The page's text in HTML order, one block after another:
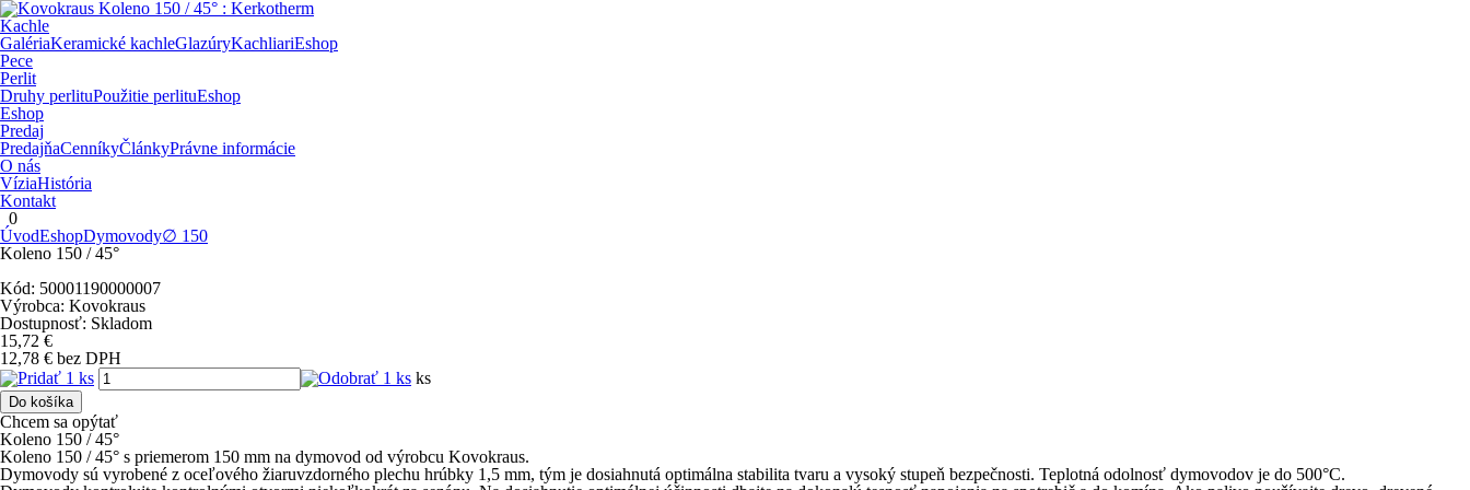
Kachle
GalériaKeramické kachleGlazúryKachliariEshop
Pece
Perlit
Druhy perlituPoužitie perlituEshop
Eshop
Predaj
PredajňaCenníkyČlánkyPrávne informácie
O nás
VíziaHistória
Kontakt
0
ÚvodEshopDymovody∅ 150
Koleno 150 / 45°
Kód: 50001190000007
Výrobca: Kovokraus
Dostupnosť: Skladom
15,72 €
12,78 € bez DPH
ks
Do košíka
Chcem sa opýtať
Koleno 150 / 45°
Koleno 150 / 45° s priemerom 150 mm na dymovod od výrobcu Kovokraus.
Dymovody sú vyrobené z oceľového žiaruvzdorného plechu hrúbky 1,5 mm, tým je dosiahnutá optimálna stabilita tvaru a vysoký stupeň bezpečnosti. Teplotná odolnosť dymovodov je do 500°C.